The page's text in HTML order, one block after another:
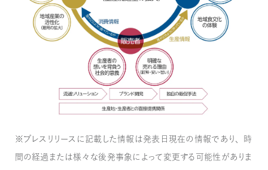
※プレスリリースに記載した情報は発表日現在の情報であり、時
間の経過または様々な後発事象によって変更する可能性がありま